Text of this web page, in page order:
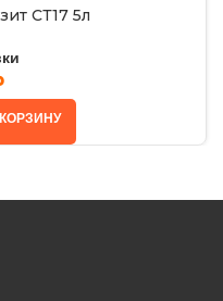
СТ17 5л